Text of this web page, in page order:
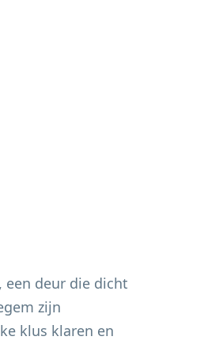
een deur die dicht
zijn
klus klaren en